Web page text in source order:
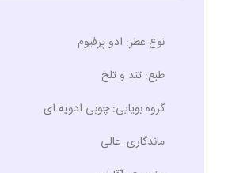
نوع عطر: ادو پرفیوم
طبع: تند و تلخ
گروه بویایی:چوبی ادویه ای
ماندگاری: عالی